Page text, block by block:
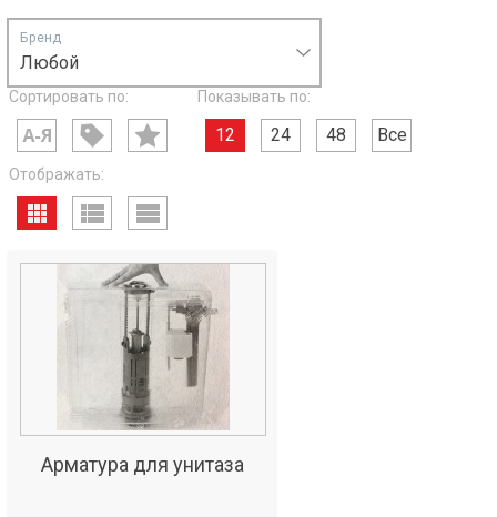
Любой
Бренд
Сортировать по: Показывать по:
12 24 48 Все
Отображать:
Арматура для унитаза